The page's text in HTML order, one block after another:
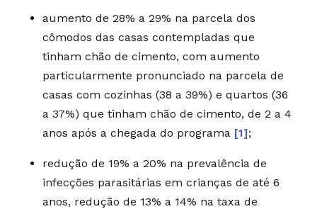
aumento de 28% a 29% na parcela dos
cômodos das casas contempladas que
tinham chão de cimento, com aumento
particularmente pronunciado na parcela de
casas com cozinhas (38 a 39%) e quartos (36
a 37%) que tinham chão de cimento, de 2 a 4
anos após a chegada do programa [1];
redução de 19% a 20% na prevalência de
infecções parasitárias em crianças de até 6
anos, redução de 13% a 14% na taxa de